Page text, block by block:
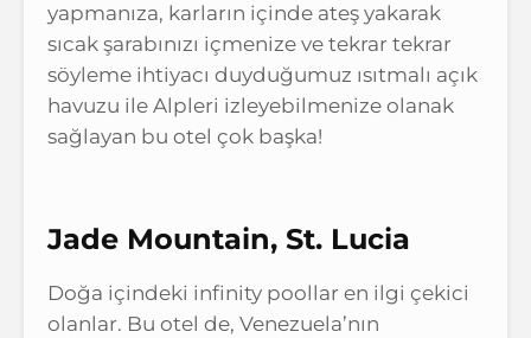
yapmanıza, karların içinde ateş yakarak
sıcak şarabınızı içmenize ve tekrar tekrar
söyleme ihtiyacı duyduğumuz ısıtmalı açık
havuzu ile Alpleri izleyebilmenize olanak
sağlayan bu otel çok başka!
Jade Mountain, St. Lucia
Doğa içindeki infinity poollar en ilgi çekici
olanlar. Bu otel de, Venezuela’nın